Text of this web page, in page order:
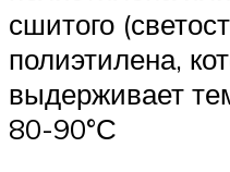
сшитого
полиэтилена,
выдерживает
80-90°С